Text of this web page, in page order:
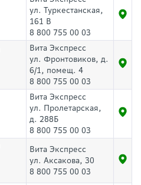
ул. Туркестанская,
161 В
8 800 755 00 03
Вита Экспресс
ул. Фронтовиков, д.
6/1, помещ. 4
8 800 755 00 03
Вита Экспресс
ул. Пролетарская,
д. 288Б
8 800 755 00 03
Вита Экспресс
ул. Аксакова, 30
8 800 755 00 03